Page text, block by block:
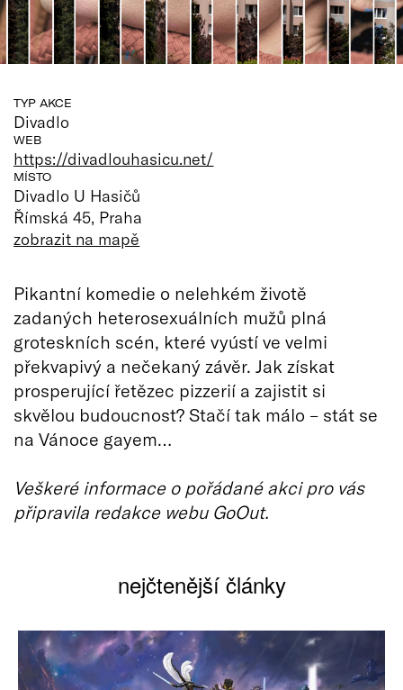
TYP AKCE
Divadlo
WEB
https://divadlouhasicu.net/
MÍSTO
Divadlo U Hasičů
Římská 45, Praha
zobrazit na mapě
Pikantní komedie o nelehkém životě
zadaných heterosexuálních mužů plná
groteskních scén, které vyústí ve velmi
překvapivý a nečekaný závěr. Jak získat
prosperující řetězec pizzerií a zajistit si
skvělou budoucnost? Stačí tak málo – stát se
na Vánoce gayem…
Veškeré informace o pořádané akci pro vás
připravila redakce webu GoOut.
nejčtenější články